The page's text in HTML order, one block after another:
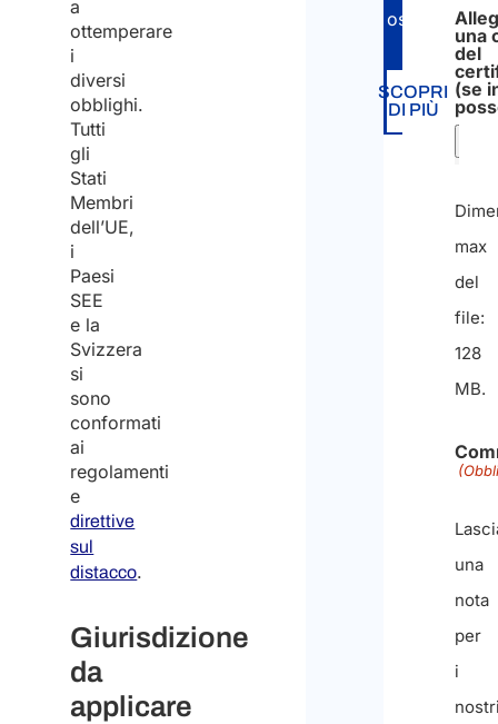
a
ottemperare
i
diversi
obblighi.
Tutti
gli
Stati
Membri
dell’UE,
i
Paesi
SEE
e la
Svizzera
si
sono
conformati
ai
regolamenti
e
direttive
sul
distacco.
Giurisdizione
da
applicare
ospitante.
SCOPRI
DI PIÙ
una
del
(se
max
del
file:
128
MB.
una
nota
per
i